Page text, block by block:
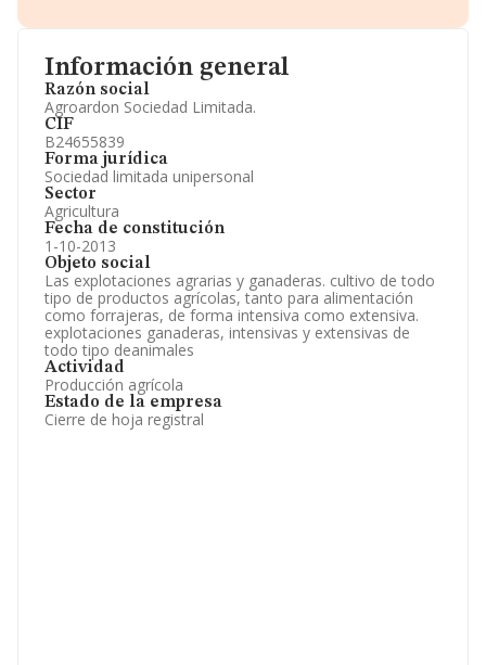
Información general
Razón social
Agroardon Sociedad Limitada.
CIF
B24655839
Forma jurídica
Sociedad limitada unipersonal
Sector
Agricultura
Fecha de constitución
1-10-2013
Objeto social
Las explotaciones agrarias y ganaderas. cultivo de todo
tipo de productos agrícolas, tanto para alimentación
como forrajeras, de forma intensiva como extensiva.
explotaciones ganaderas, intensivas y extensivas de
todo tipo deanimales
Actividad
Producción agrícola
Estado de la empresa
Cierre de hoja registral
Información oficial y registral complementaria.